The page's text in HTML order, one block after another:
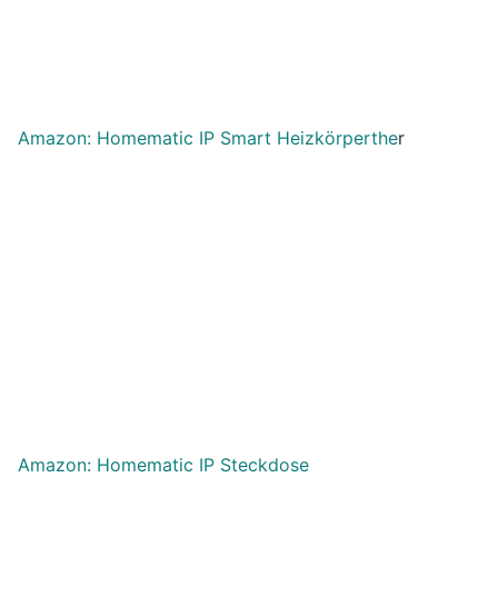
Amazon: Homematic IP Smart Heizkörperther
Amazon: Homematic IP Steckdose